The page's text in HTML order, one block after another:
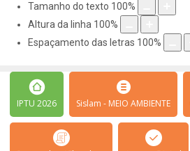
Tamanho do texto 100%
Altura da linha 100%
Espaçamento das letras 100%
IPTU 2026 Sislam - MEIO AMBIENTE